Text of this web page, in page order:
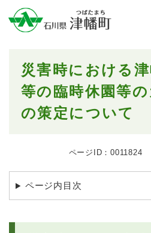
メニューを飛ば
災害時における
等の臨時休園等
の策定について
ページID：0011824
ページ内目次